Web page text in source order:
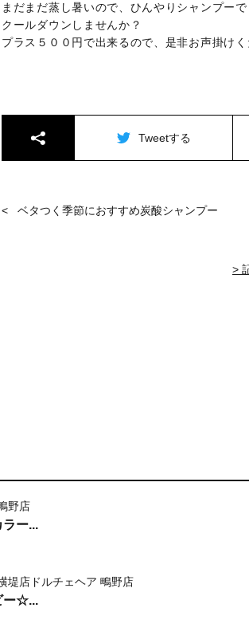
まだまだ蒸し暑いので、ひんやりシャンプーで
クールダウンしませんか？
プラス５００円で出来るので、是非お声掛けく
Tweetする
ベタつく季節におすすめ炭酸シャンプー
>
野店
ー...
堤店 ドルチェヘア 鴫野店
ー☆...